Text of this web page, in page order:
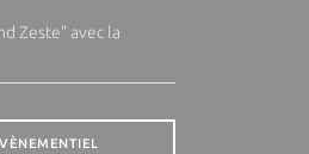
Zeste" avec la